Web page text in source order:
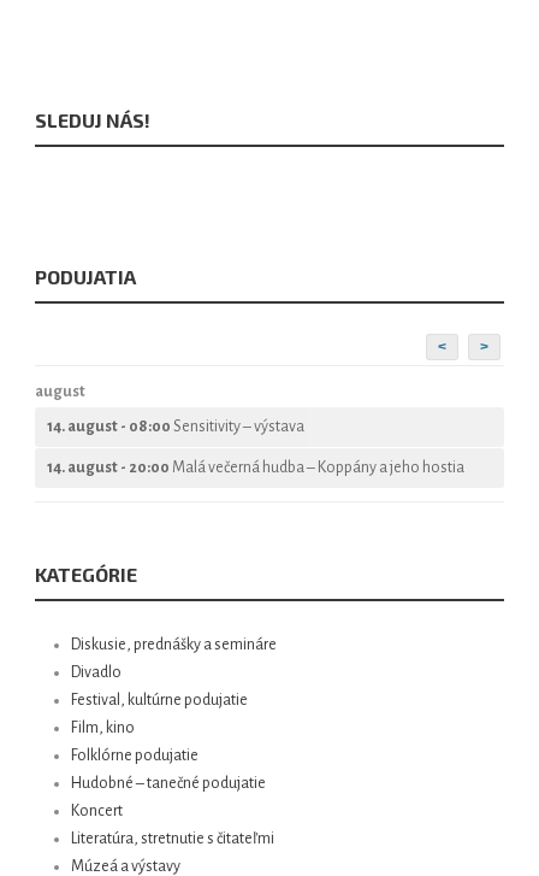
SLEDUJ NÁS!
PODUJATIA
< >
august
14. august - 08:00 Sensitivity – výstava
14. august - 20:00 Malá večerná hudba – Koppány a jeho hostia
KATEGÓRIE
Diskusie, prednášky a semináre
Divadlo
Festival, kultúrne podujatie
Film, kino
Folklórne podujatie
Hudobné – tanečné podujatie
Koncert
Literatúra, stretnutie s čitateľmi
Múzeá a výstavy